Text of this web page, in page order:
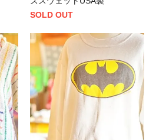
SOLD OUT